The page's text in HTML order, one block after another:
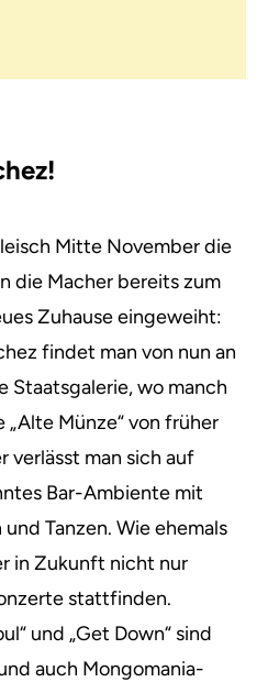
Mitte November die
die Macher bereits zum
Zuhause eingeweiht:
findet man von nun an
Staatsgalerie, wo manch
Münze“ von früher
verlässt man sich auf
Bar-Ambiente mit
Tanzen. Wie ehemals
in Zukunft nicht nur
stattfinden.
und „Get Down“ sind
auch Mongomania-